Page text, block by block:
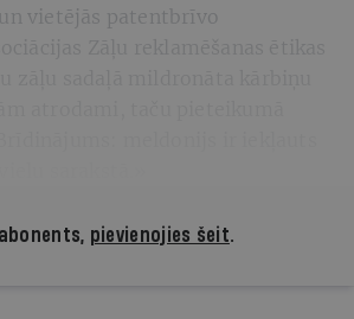
vietējās patentbrīvo
pievienojies šeit.